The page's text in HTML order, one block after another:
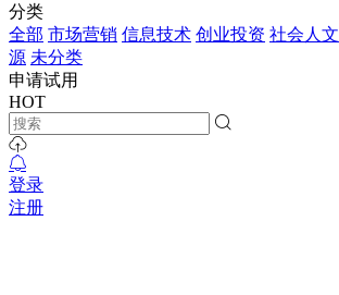
分类
全部 市场营销 信息技术 创业投资 社会人文
源 未分类
申请试用
HOT
登录
注册